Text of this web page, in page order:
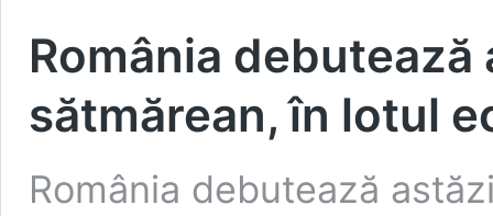
România debutează
sătmărean, în lotul
România debutează